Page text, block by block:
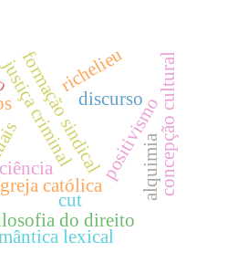
católica
formação sindical
cut
criminal
do direito
ciência positivismo
discurso concepção cultural
lexical
alquimia
richelieu